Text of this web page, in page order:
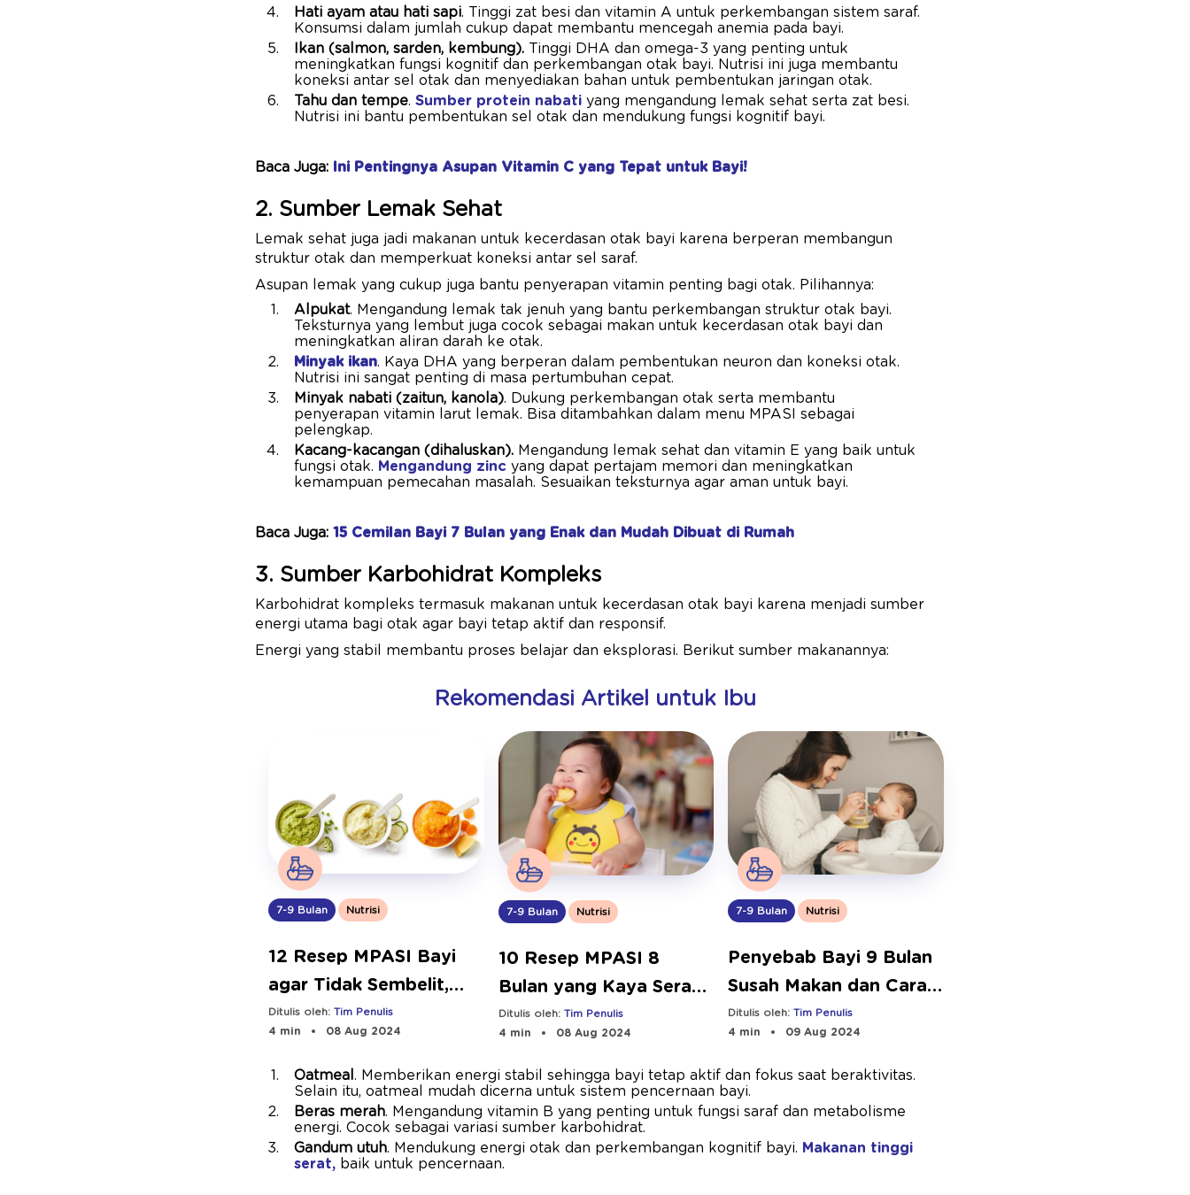
Hati ayam atau hati sapi. Tinggi zat besi dan vitamin A untuk perkembangan sistem saraf.
Konsumsi dalam jumlah cukup dapat membantu mencegah anemia pada bayi.
Ikan (salmon, sarden, kembung). Tinggi DHA dan omega-3 yang penting untuk
meningkatkan fungsi kognitif dan perkembangan otak bayi. Nutrisi ini juga membantu
koneksi antar sel otak dan menyediakan bahan untuk pembentukan jaringan otak.
Tahu dan tempe. Sumber protein nabati yang mengandung lemak sehat serta zat besi.
Nutrisi ini bantu pembentukan sel otak dan mendukung fungsi kognitif bayi.
Baca Juga: Ini Pentingnya Asupan Vitamin C yang Tepat untuk Bayi!
2. Sumber Lemak Sehat
Lemak sehat juga jadi makanan untuk kecerdasan otak bayi karena berperan membangun
struktur otak dan memperkuat koneksi antar sel saraf.
Asupan lemak yang cukup juga bantu penyerapan vitamin penting bagi otak. Pilihannya:
Alpukat. Mengandung lemak tak jenuh yang bantu perkembangan struktur otak bayi.
Teksturnya yang lembut juga cocok sebagai makan untuk kecerdasan otak bayi dan
meningkatkan aliran darah ke otak.
Minyak ikan. Kaya DHA yang berperan dalam pembentukan neuron dan koneksi otak.
Nutrisi ini sangat penting di masa pertumbuhan cepat.
Minyak nabati (zaitun, kanola). Dukung perkembangan otak serta membantu
penyerapan vitamin larut lemak. Bisa ditambahkan dalam menu MPASI sebagai
pelengkap.
Kacang-kacangan (dihaluskan). Mengandung lemak sehat dan vitamin E yang baik untuk
fungsi otak. Mengandung zinc yang dapat pertajam memori dan meningkatkan
kemampuan pemecahan masalah. Sesuaikan teksturnya agar aman untuk bayi.
Baca Juga: 15 Cemilan Bayi 7 Bulan yang Enak dan Mudah Dibuat di Rumah
3. Sumber Karbohidrat Kompleks
Karbohidrat kompleks termasuk makanan untuk kecerdasan otak bayi karena menjadi sumber
energi utama bagi otak agar bayi tetap aktif dan responsif.
Energi yang stabil membantu proses belajar dan eksplorasi. Berikut sumber makanannya:
Rekomendasi Artikel untuk Ibu
7-9 Bulan Nutrisi
12 Resep MPASI Bayi
agar Tidak Sembelit,
Mudah dan Bergizi!
Ditulis oleh: Tim Penulis
4 min
08 Aug 2024
7-9 Bulan Nutrisi
10 Resep MPASI 8
Bulan yang Kaya Serat
dan Mudah Dibuat
Ditulis oleh: Tim Penulis
4 min
08 Aug 2024
7-9 Bulan Nutrisi
Penyebab Bayi 9 Bulan
Susah Makan dan Cara
Mengatasinya
Ditulis oleh:Tim Penulis
4 min
09 Aug 2024
Oatmeal. Memberikan energi stabil sehingga bayi tetap aktif dan fokus saat beraktivitas.
Selain itu, oatmeal mudah dicerna untuk sistem pencernaan bayi.
Beras merah. Mengandung vitamin B yang penting untuk fungsi saraf dan metabolisme
energi. Cocok sebagai variasi sumber karbohidrat.
Gandum utuh. Mendukung energi otak dan perkembangan kognitif bayi. Makanan tinggi
serat, baik untuk pencernaan.